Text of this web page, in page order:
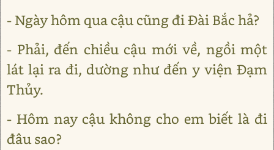
- Ngày hôm qua cậu cũng đi Đài Bắc hả?
- Phải, đến chiều cậu mới về, ngồi một
lát lại ra đi, dường như đến y viện Đạm
Thủy.
- Hôm nay cậu không cho em biết là đi
đâu sao?